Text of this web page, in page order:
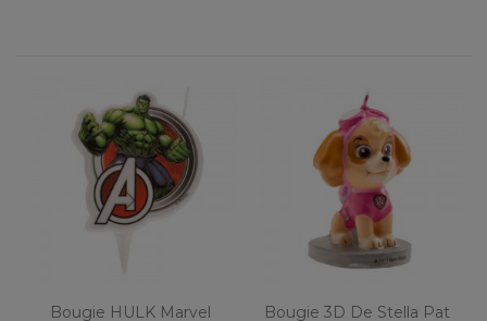
Bougie HULK Marvel
Bougie 3D De Stella Pat